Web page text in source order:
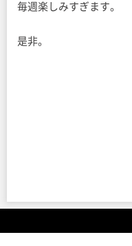
毎週楽しみすぎます。
是非。